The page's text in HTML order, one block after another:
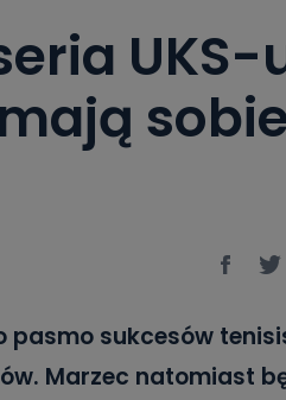
UKS-
pasmo sukcesów
Marzec natomiast